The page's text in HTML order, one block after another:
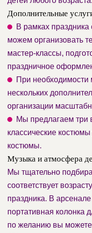
Дополнительные
В рамках
можем организовать
мастер-классы,
праздничное
При
нескольких
организации
Мы предлагаем три
классические
костюмы.
Музыка и атмосфера
Мы тщательно
соответствует
праздника. В
портативная колонка
по желанию вы